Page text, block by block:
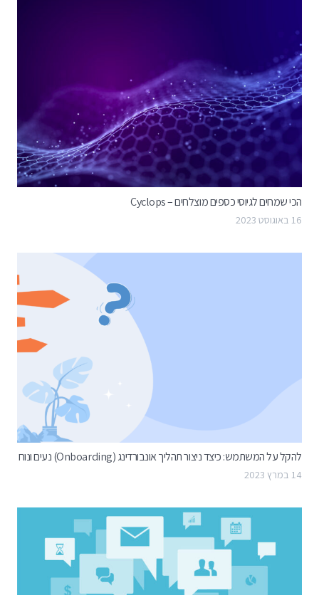
הכי שמחים לגיוסי כספים מוצלחים – Cyclops
16 באוגוסט 2023
להקל על המשתמש: כיצד ניצור תהליך אונבורדינג (Onboarding) נעים ונוח
14 במרץ 2023